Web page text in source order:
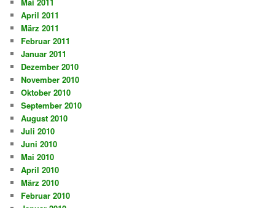
April 2011
März 2011
Februar 2011
Januar 2011
Dezember 2010
November 2010
Oktober 2010
September 2010
August 2010
Juli 2010
Juni 2010
Mai 2010
April 2010
März 2010
Februar 2010